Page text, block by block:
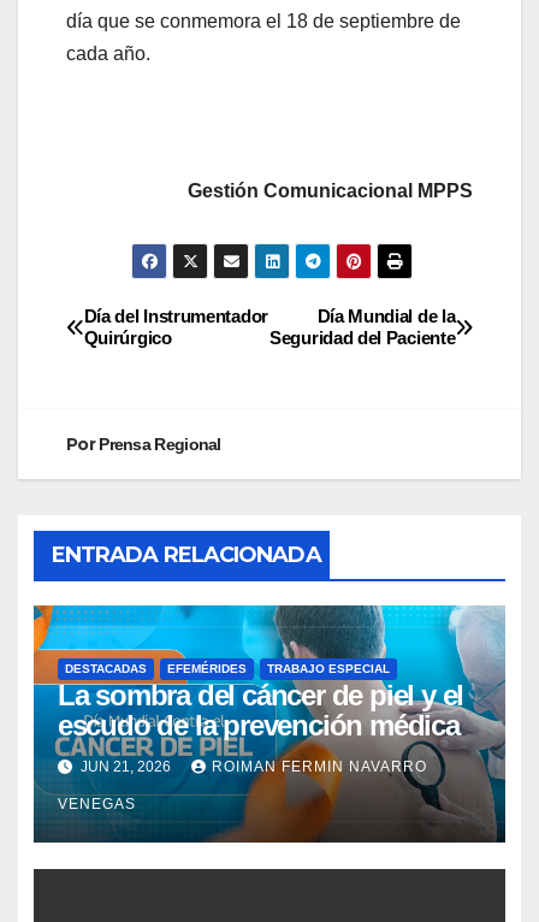
día que se conmemora el 18 de septiembre de
cada año.
Gestión Comunicacional MPPS
Día Mundial de la
Seguridad del Paciente
Día del Instrumentador
Quirúrgico
PorPrensa Regional
ENTRADA RELACIONADA
DESTACADAS EFEMÉRIDES TRABAJO ESPECIAL
La sombra del cáncer de piel y el
escudo de la prevención médica
JUN 21, 2026 ROIMAN FERMIN NAVARRO
VENEGAS